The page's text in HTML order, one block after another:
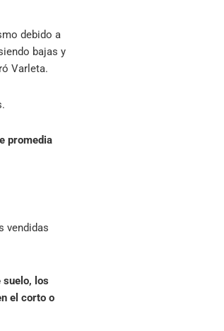
debido a
bajas y
Varleta.
promedia
vendidas
suelo, los
el corto o